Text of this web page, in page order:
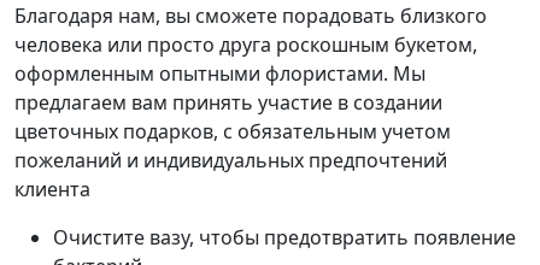
Благодаря нам, вы сможете порадовать близкого
человека или просто друга роскошным букетом,
оформленным опытными флористами. Мы
предлагаем вам принять участие в создании
цветочных подарков, с обязательным учетом
пожеланий и индивидуальных предпочтений
клиента
Очистите вазу, чтобы предотвратить появление